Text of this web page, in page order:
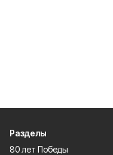
Разделы
80 лет Победы